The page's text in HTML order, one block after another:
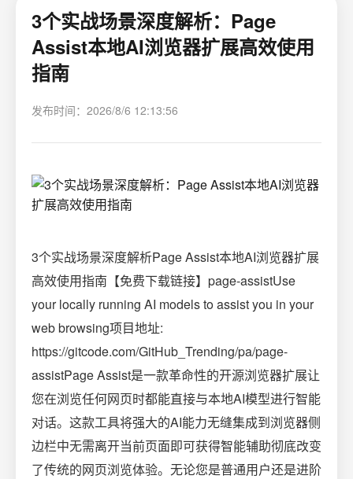
3个实战场景深度解析：Page
Assist本地AI浏览器扩展高效使用
指南
发布时间：2026/8/6 12:13:56
3个实战场景深度解析Page Assist本地AI浏览器扩展
高效使用指南【免费下载链接】page-assistUse
your locally running AI models to assist you in your
web browsing项目地址:
https://gitcode.com/GitHub_Trending/pa/page-
assistPage Assist是一款革命性的开源浏览器扩展让
您在浏览任何网页时都能直接与本地AI模型进行智能
对话。这款工具将强大的AI能力无缝集成到浏览器侧
边栏中无需离开当前页面即可获得智能辅助彻底改变
了传统的网页浏览体验。无论您是普通用户还是进阶